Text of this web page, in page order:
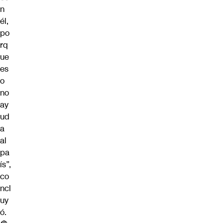
n
él,
po
rq
ue
es
o
no
ay
ud
a
al
pa
ís”,
co
ncl
uy
ó.